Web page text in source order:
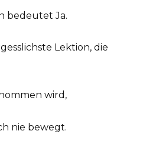
bedeutet Ja.
Lektion, die
wird,
nie bewegt.